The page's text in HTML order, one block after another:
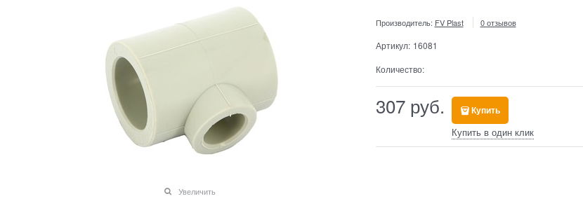
Увеличить
Производитель: FV Plast 0 отзывов
Артикул: 16081
Количество:
307 руб. Купить
Купить в один клик